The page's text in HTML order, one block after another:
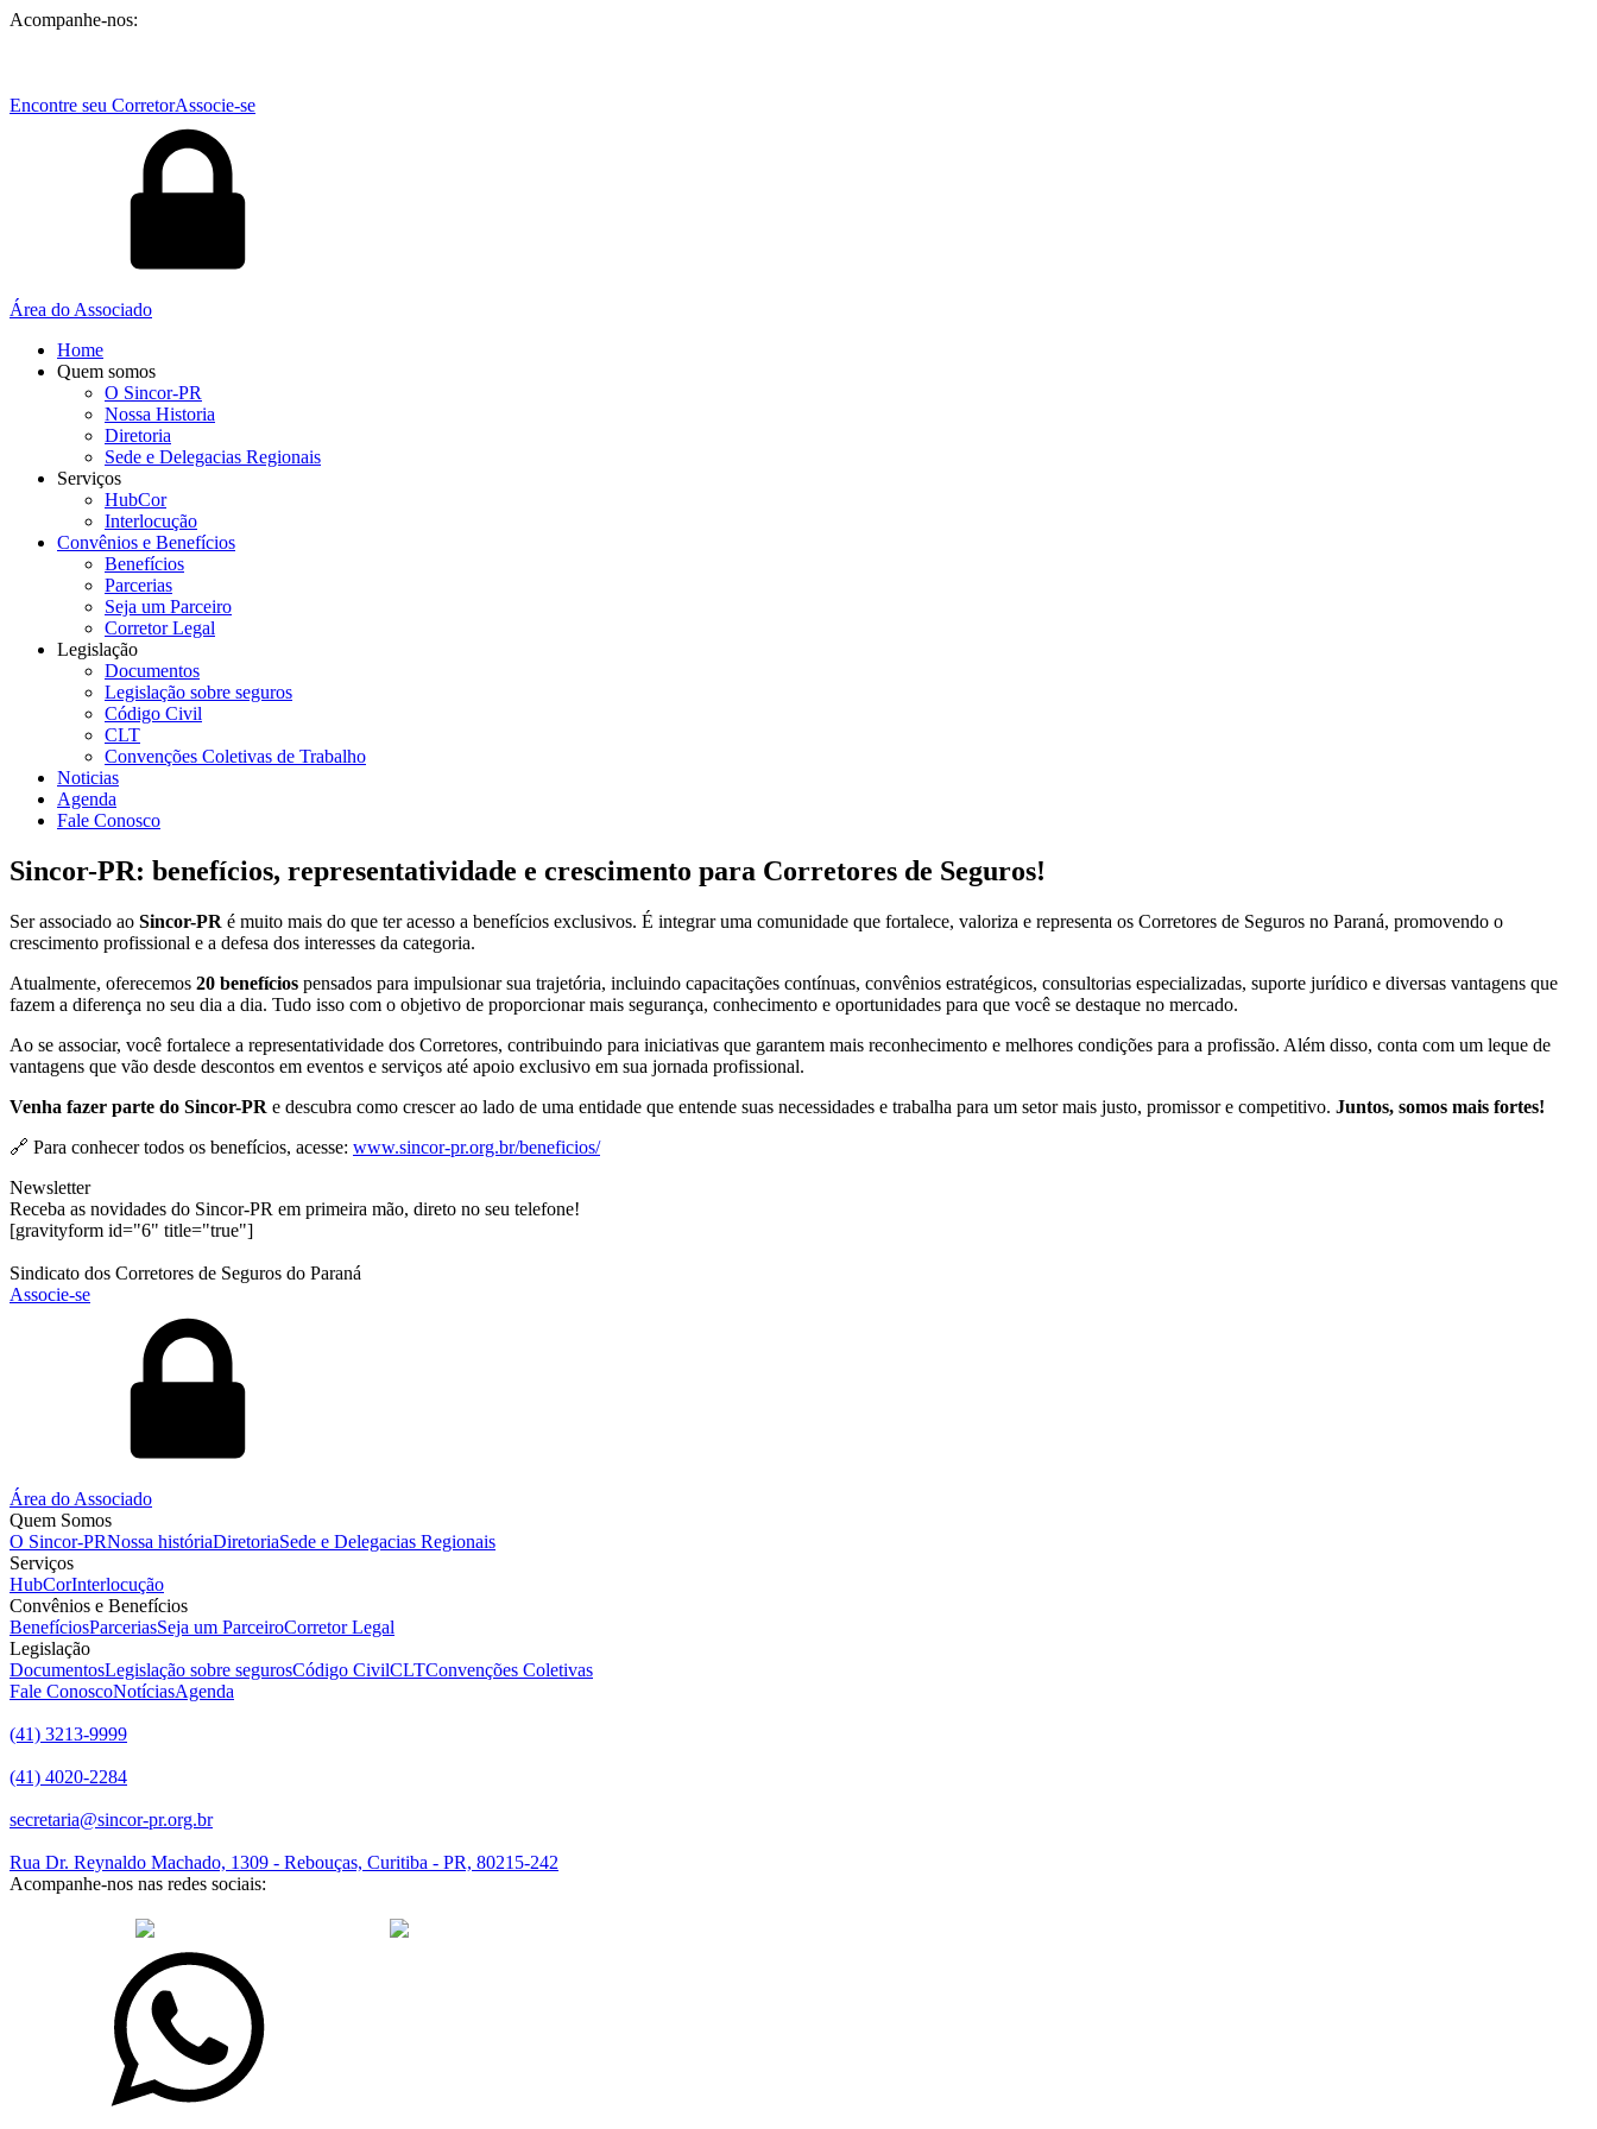
Acompanhe-nos:
Encontre seu CorretorAssocie-se
Área do Associado
Home
Quem somos
O Sincor-PR
Nossa Historia
Diretoria
Sede e Delegacias Regionais
Serviços
HubCor
Interlocução
Convênios e Benefícios
Benefícios
Parcerias
Seja um Parceiro
Corretor Legal
Legislação
Documentos
Legislação sobre seguros
Código Civil
CLT
Convenções Coletivas de Trabalho
Noticias
Agenda
Fale Conosco
Sincor-PR: benefícios, representatividade e crescimento para Corretores de Seguros!
Ser associado ao Sincor-PR é muito mais do que ter acesso a benefícios exclusivos. É integrar uma comunidade que fortalece, valoriza e representa os Corretores de Seguros no Paraná, promovendo o
crescimento profissional e a defesa dos interesses da categoria.
Atualmente, oferecemos 20 benefícios pensados para impulsionar sua trajetória, incluindo capacitações contínuas, convênios estratégicos, consultorias especializadas, suporte jurídico e diversas vantagens que
fazem a diferença no seu dia a dia. Tudo isso com o objetivo de proporcionar mais segurança, conhecimento e oportunidades para que você se destaque no mercado.
Ao se associar, você fortalece a representatividade dos Corretores, contribuindo para iniciativas que garantem mais reconhecimento e melhores condições para a profissão. Além disso, conta com um leque de
vantagens que vão desde descontos em eventos e serviços até apoio exclusivo em sua jornada profissional.
Venha fazer parte do Sincor-PR e descubra como crescer ao lado de uma entidade que entende suas necessidades e trabalha para um setor mais justo, promissor e competitivo. Juntos, somos mais fortes!
🔗 Para conhecer todos os benefícios, acesse: www.sincor-pr.org.br/beneficios/
Newsletter
Receba as novidades do Sincor-PR em primeira mão, direto no seu telefone!
[gravityform id="6" title="true"]
Sindicato dos Corretores de Seguros do Paraná
Associe-se
Área do Associado
Quem Somos
O Sincor-PRNossa históriaDiretoriaSede e Delegacias Regionais
Serviços
HubCorInterlocução
Convênios e Benefícios
BenefíciosParceriasSeja um ParceiroCorretor Legal
Legislação
DocumentosLegislação sobre segurosCódigo CivilCLTConvenções Coletivas
Fale ConoscoNotíciasAgenda
(41) 3213-9999
(41) 4020-2284
secretaria@sincor-pr.org.br
Rua Dr. Reynaldo Machado, 1309 - Rebouças, Curitiba - PR, 80215-242
Acompanhe-nos nas redes sociais: